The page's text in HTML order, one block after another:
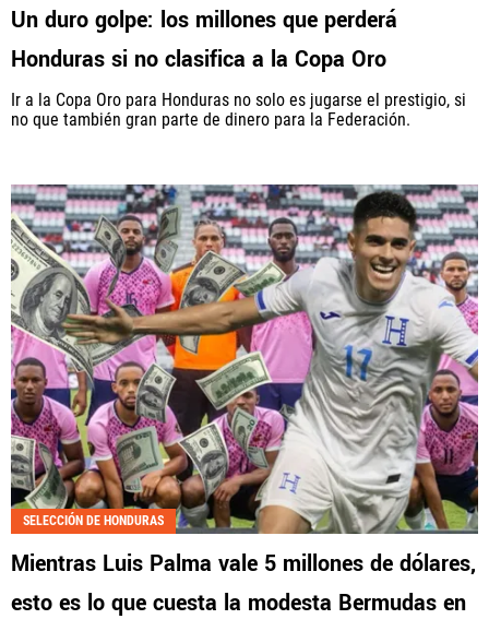
Un duro golpe: los millones que perderá
Honduras si no clasifica a la Copa Oro
Ir a la Copa Oro para Honduras no solo es jugarse el prestigio, si
no que también gran parte de dinero para la Federación.
SELECCIÓN DE HONDURAS
Mientras Luis Palma vale 5 millones de dólares,
esto es lo que cuesta la modesta Bermudas en